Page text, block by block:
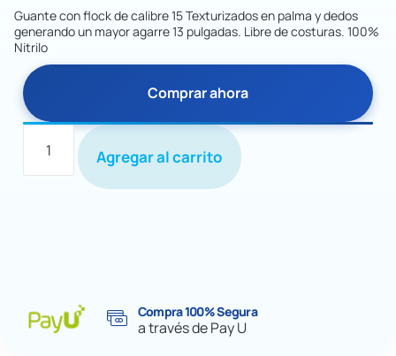
Guante con flock de calibre 15 Texturizados en palma y dedos
generando un mayor agarre 13 pulgadas. Libre de costuras. 100%
Nitrilo
Comprar ahora
Agregar al carrito
Compra 100% Segura
a través de Pay U